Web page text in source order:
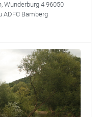
Wunderburg 4 96050
ADFC Bamberg